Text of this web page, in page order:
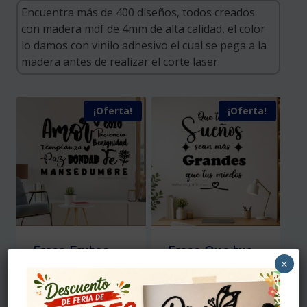
¡Oferta!
Frase Frutos
del Espíritu
Santo
¡Oferta!
Frase Que tus
sueños sean
más grandes
que tus miedos
×